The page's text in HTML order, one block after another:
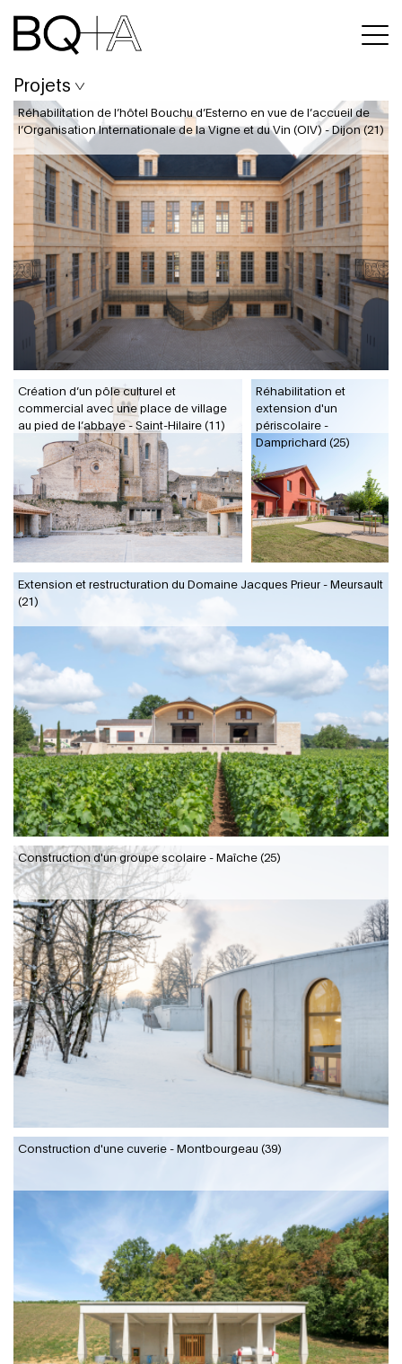
Projets
Réhabilitation de l’hôtel Bouchu d’Esterno en vue de l’accueil de
l’Organisation Internationale de la Vigne et du Vin (OIV) - Dijon (21)
Création d’un pôle culturel et
commercial avec une place de village
au pied de l’abbaye - Saint-Hilaire (11)
Réhabilitation et
extension d'un
périscolaire -
Damprichard (25)
Extension et restructuration du Domaine Jacques Prieur - Meursault
(21)
Construction d'un groupe scolaire - Maîche (25)
Construction d'une cuverie - Montbourgeau (39)